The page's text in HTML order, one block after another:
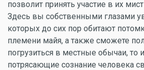
позволит принять участие в их
Здесь вы собственными глазами
которых до сих пор обитают
племени майя, а также сможете
погрузиться в местные обычаи, то
потрясающие сознание человека